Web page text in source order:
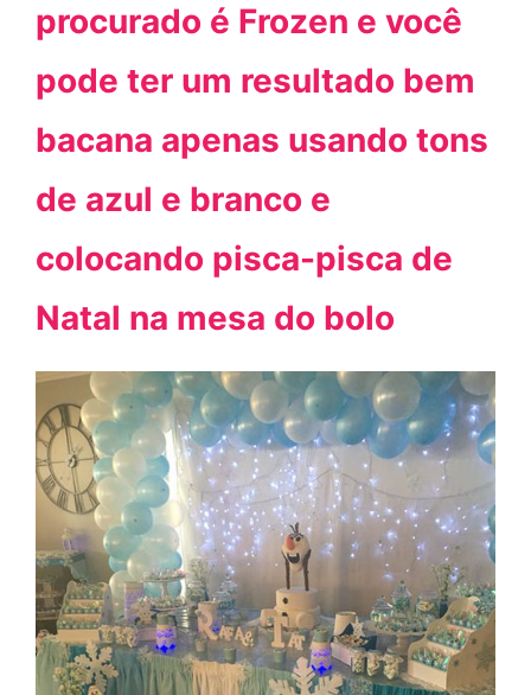
procurado é Frozen e você
pode ter um resultado bem
bacana apenas usando tons
de azul e branco e
colocando pisca-pisca de
Natal na mesa do bolo